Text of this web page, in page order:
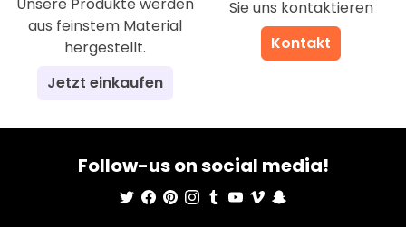
aus feinstem Material
hergestellt.
Jetzt einkaufen
Sie uns kontaktieren
Kontakt
Follow-us on social media!